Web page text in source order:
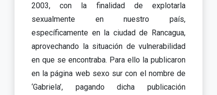
2003, con la finalidad de explotarla
sexualmente en nuestro país,
específicamente en la ciudad de Rancagua,
aprovechando la situación de vulnerabilidad
en que se encontraba. Para ello la publicaron
en la página web sexo sur con el nombre de
‘Gabriela’, pagando dicha publicación